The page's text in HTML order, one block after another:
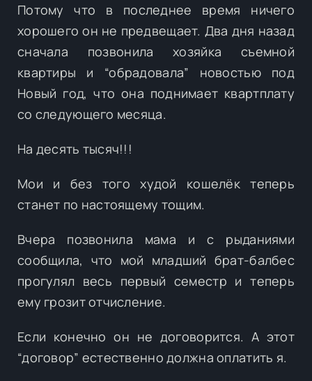
Потому что в последнее время ничего
хорошего он не предвещает. Два дня назад
сначала позвонила хозяйка съемной
квартиры и “обрадовала” новостью под
Новый год, что она поднимает квартплату
со следующего месяца.
На десять тысяч!!!
Мои и без того худой кошелёк теперь
станет по настоящему тощим.
Вчера позвонила мама и с рыданиями
сообщила, что мой младший брат-балбес
прогулял весь первый семестр и теперь
ему грозит отчисление.
Если конечно он не договорится. А этот
“договор” естественно должна оплатить я.